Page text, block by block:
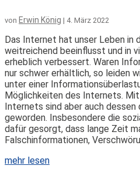
von Erwin König | 4. März 2022
Das Internet hat unser Leben in
weitreichend beeinflusst und in
erheblich verbessert. Waren
nur schwer erhältlich, so leiden
unter einer
Möglichkeiten des Internets.
Internets sind aber auch
geworden. Insbesondere die
dafür gesorgt, dass lange Zeit
Falschinformationen,
mehr lesen